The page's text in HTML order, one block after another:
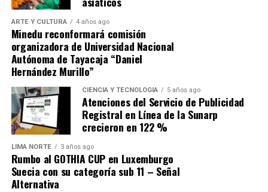
presiones por el mayor gasto corriente. Para la firma,
«hay que abordarlas de manera significativa para
evitar que haya un deterioro importante de las
finanzas públicas»en la próxima década.
Comparte esto:
ARTE Y CULTURA 4 años ago
Minedu reconformará comisión
organizadora de Universidad Nacional
Autónoma de Tayacaja “Daniel
Hernández Murillo”
CIENCIA Y TECNOLOGÍA 5 años ago
Atenciones del Servicio de Publicidad
Registral en Línea de la Sunarp
crecieron en 122 %
LIMA NORTE 3 años ago
Rumbo al GOTHIA CUP en Luxemburgo
Suecia con su categoría sub 11 – Señal
Alternativa